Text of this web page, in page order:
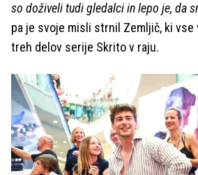
so doživeli tudi gledalci in lepo je, da
pa je svoje misli strnil Zemljič, ki vse
treh delov serije Skrito v raju.